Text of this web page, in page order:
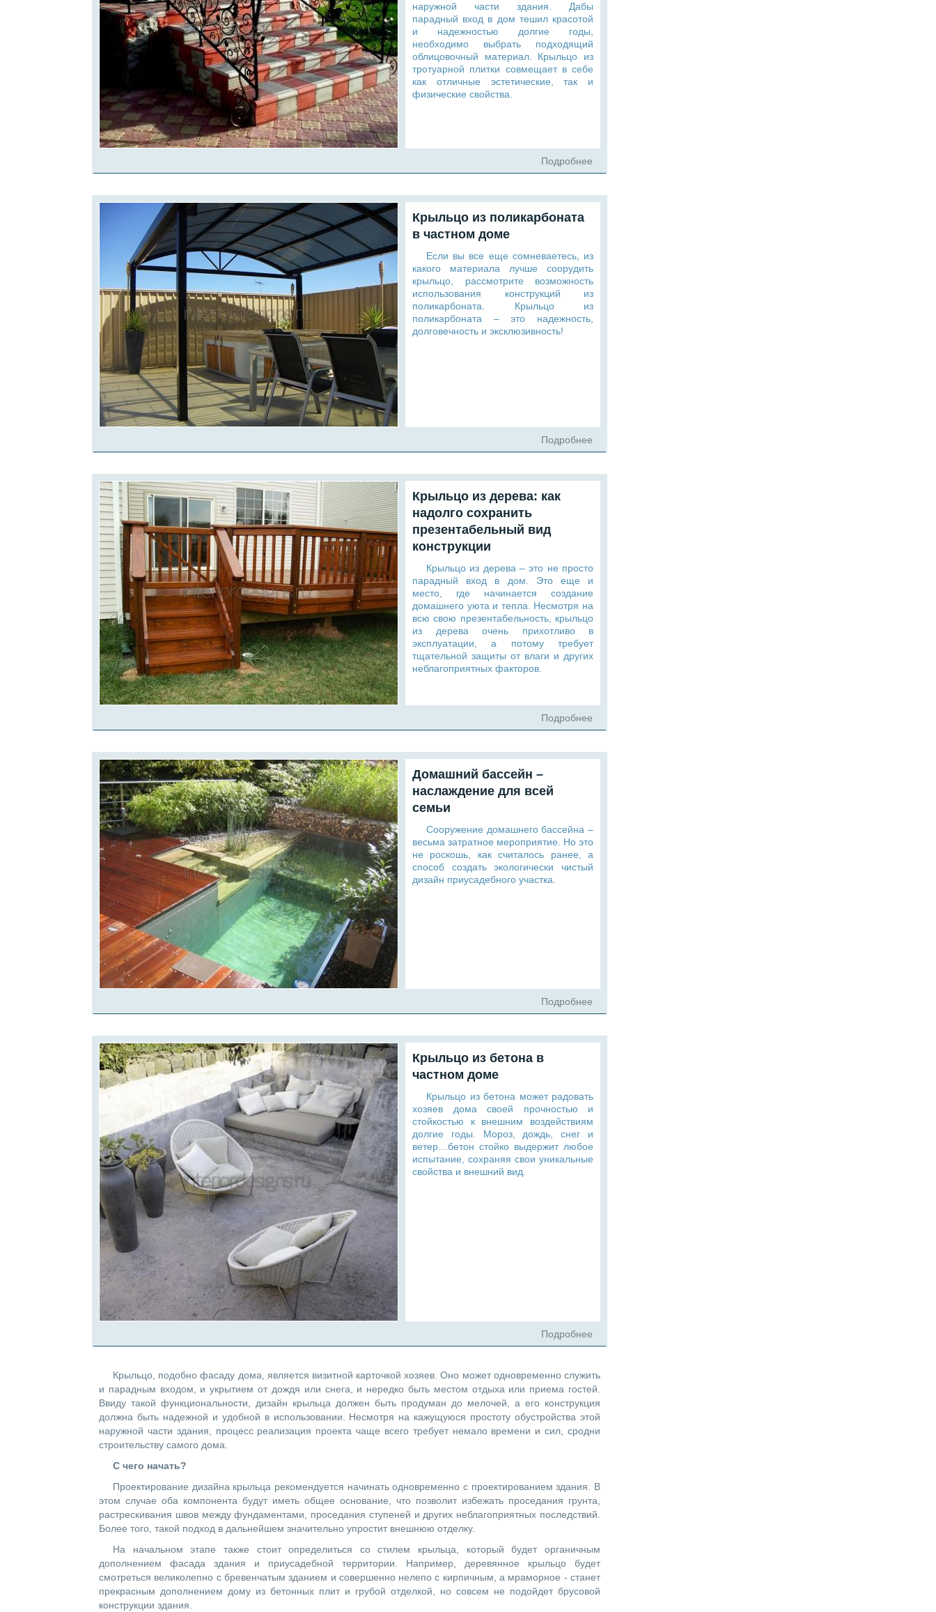
наружной части здания. Дабы
парадный вход в дом тешил красотой
и надежностью долгие годы,
необходимо выбрать подходящий
облицовочный материал. Крыльцо из
тротуарной плитки совмещает в себе
как отличные эстетические, так и
физические свойства.
Подробнее
Крыльцо из поликарбоната
в частном доме
Если вы все еще сомневаетесь, из
какого материала лучше соорудить
крыльцо, рассмотрите возможность
использования конструкций из
поликарбоната. Крыльцо из
поликарбоната – это надежность,
долговечность и эксклюзивность!
Подробнее
Крыльцо из дерева: как
надолго сохранить
презентабельный вид
конструкции
Крыльцо из дерева – это не просто
парадный вход в дом. Это еще и
место, где начинается создание
домашнего уюта и тепла. Несмотря на
всю свою презентабельность, крыльцо
из дерева очень прихотливо в
эксплуатации, а потому требует
тщательной защиты от влаги и других
неблагоприятных факторов.
Подробнее
Домашний бассейн –
наслаждение для всей
семьи
Сооружение домашнего бассейна –
весьма затратное мероприятие. Но это
не роскошь, как считалось ранее, а
способ создать экологически чистый
дизайн приусадебного участка.
Подробнее
Крыльцо из бетона в
частном доме
Крыльцо из бетона может радовать
хозяев дома своей прочностью и
стойкостью к внешним воздействиям
долгие годы. Мороз, дождь, снег и
ветер…бетон стойко выдержит любое
испытание, сохраняя свои уникальные
свойства и внешний вид.
Подробнее
Крыльцо, подобно фасаду дома, является визитной карточкой хозяев. Оно может одновременно служить
и парадным входом, и укрытием от дождя или снега, и нередко быть местом отдыха или приема гостей.
Ввиду такой функциональности, дизайн крыльца должен быть продуман до мелочей, а его конструкция
должна быть надежной и удобной в использовании. Несмотря на кажущуюся простоту обустройства этой
наружной части здания, процесс реализация проекта чаще всего требует немало времени и сил, сродни
строительству самого дома.
С чего начать?
Проектирование дизайна крыльца рекомендуется начинать одновременно с проектированием здания. В
этом случае оба компонента будут иметь общее основание, что позволит избежать проседания грунта,
растрескивания швов между фундаментами, проседания ступеней и других неблагоприятных последствий.
Более того, такой подход в дальнейшем значительно упростит внешнюю отделку.
На начальном этапе также стоит определиться со стилем крыльца, который будет органичным
дополнением фасада здания и приусадебной территории. Например, деревянное крыльцо будет
смотреться великолепно с бревенчатым зданием и совершенно нелепо с кирпичным, а мраморное - станет
прекрасным дополнением дому из бетонных плит и грубой отделкой, но совсем не подойдет брусовой
конструкции здания.